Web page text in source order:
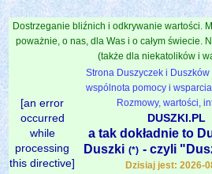
Dostrzeganie bliźnich i odkrywanie wartości.
poważnie, o nas, dla Was i o całym świecie.
(także dla niekatolików i
[an error
occurred
while
processing
this directive]
Strona Duszyczek i
wspólnota pomocy i
Rozmowy, wartości,
DUSZKI.PL
a tak dokładnie to
Duszki (*) - czyli
Dzisiaj jest: 2026-